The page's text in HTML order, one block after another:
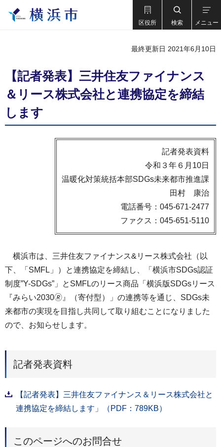
区役所 検索 メニュー
最終更新日 2021年6月10日
【記者発表】三井住友ファイナンス
＆リース株式会社と連携協定を締結
します
記者発表資料
令和３年６月10日
温暖化対策統括本部SDGs未来都市推進課
田村 康治
電話番号：045-671-2477
ファクス：045-651-5110
横浜市は、三井住友ファイナンス&リース株式会社（以
下、「SMFL」）と連携協定を締結し、「横浜市SDGs認証
制度”Y-SDGs”」とSMFLのリース商品「横浜版SDGsリース
『みらい2030🄬』（寄付型）」の連携等を通じ、SDGs未
来都市の実現を目指し共同して取り組むことになりました
ので、お知らせします。
記者発表資料
【記者発表】三井住友ファイナンス＆リース株式会社と
連携協定を締結します」（PDF：789KB）
このページへのお問合せ